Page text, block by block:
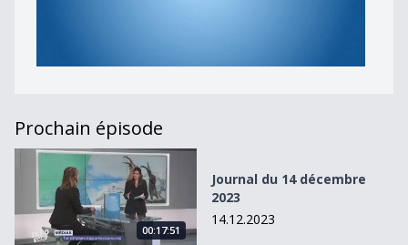
Prochain épisode
Journal du 14 décembre 2023
00:17:51
Journal du 14 décembre
2023
14.12.2023